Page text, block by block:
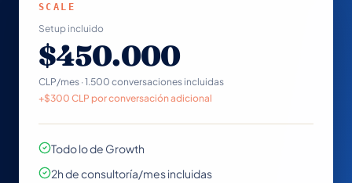
SCALE
Setup incluido
$450.000
CLP/mes · 1.500 conversaciones incluidas
+$300 CLP por conversación adicional
Todo lo de Growth
2h de consultoría/mes incluidas